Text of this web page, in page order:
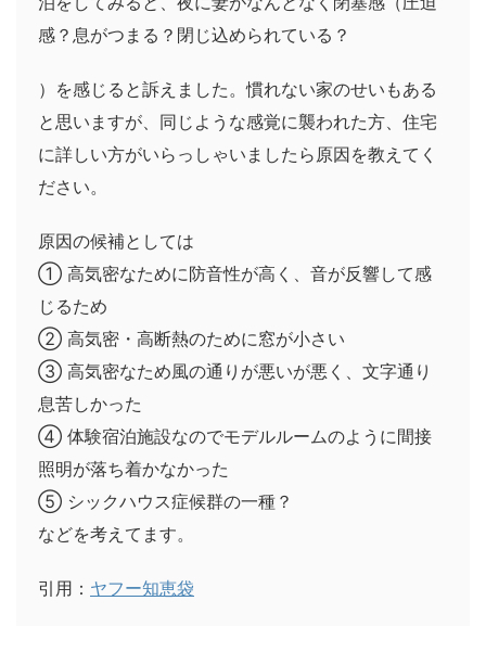
感？息がつまる？閉じ込められている？
）を感じると訴えました。慣れない家のせいもある
と思いますが、同じような感覚に襲われた方、住宅
に詳しい方がいらっしゃいましたら原因を教えてく
ださい。
原因の候補としては
① 高気密なために防音性が高く、音が反響して感
じるため
② 高気密・高断熱のために窓が小さい
③ 高気密なため風の通りが悪いが悪く、文字通り
息苦しかった
④ 体験宿泊施設なのでモデルルームのように間接
照明が落ち着かなかった
⑤ シックハウス症候群の一種？
などを考えてます。
引用： ヤフー知恵袋